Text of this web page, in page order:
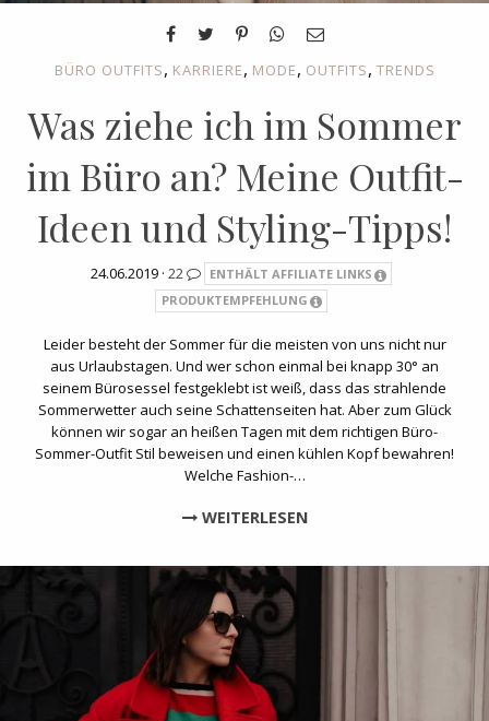
BÜRO OUTFITS, KARRIERE, MODE, OUTFITS, TRENDS
Was ziehe ich im Sommer
im Büro an? Meine Outfit-
Ideen und Styling-Tipps!
24.06.2019 · 22
ENTHÄLT AFFILIATE LINKS
PRODUKTEMPFEHLUNG
Leider besteht der Sommer für die meisten von uns nicht nur
aus Urlaubstagen. Und wer schon einmal bei knapp 30° an
seinem Bürosessel festgeklebt ist weiß, dass das strahlende
Sommerwetter auch seine Schattenseiten hat. Aber zum Glück
können wir sogar an heißen Tagen mit dem richtigen Büro-
Sommer-Outfit Stil beweisen und einen kühlen Kopf bewahren!
Welche Fashion-…
WEITERLESEN